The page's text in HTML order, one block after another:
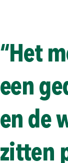
“Het
een
en de
zitten